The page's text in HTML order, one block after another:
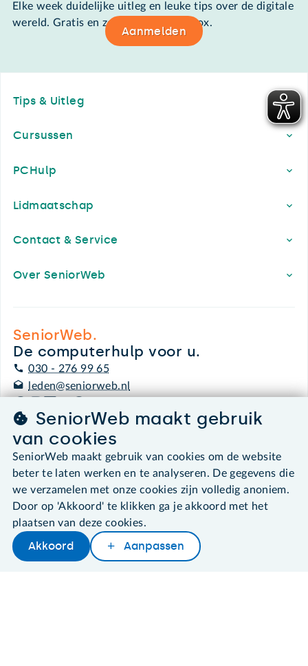
Later lezenDelenWoordenboek
Elke week duidelijke uitleg en leuke tips over de digitale
wereld. Gratis en zomaar in de mailbox.
Aanmelden
Tips & Uitleg
Cursussen
PCHulp
Lidmaatschap
Contact & Service
Over SeniorWeb
SeniorWeb.
De computerhulp voor u.
030 - 276 99 65
leden@seniorweb.nl
©2026 SeniorWeb
Algemene voorwaarden
Cookies en cookie-instellingen
Disclaimer
Privacybeleid
About SeniorWeb
SeniorWeb maakt gebruik
van cookies
SeniorWeb maakt gebruik van cookies om de website
beter te laten werken en te analyseren. De gegevens die
we verzamelen met onze cookies zijn volledig anoniem.
Door op 'Akkoord' te klikken ga je akkoord met het
plaatsen van deze cookies.
Akkoord Aanpassen